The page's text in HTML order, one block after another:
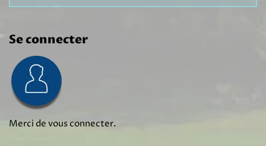
Se connecter
Merci de vous connecter.